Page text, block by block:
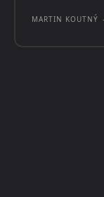
MARTIN KOUTNÝ -